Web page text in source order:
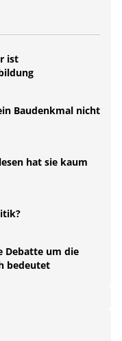
ist
Baudenkmal nicht
hat sie kaum
Debatte um die
bedeutet